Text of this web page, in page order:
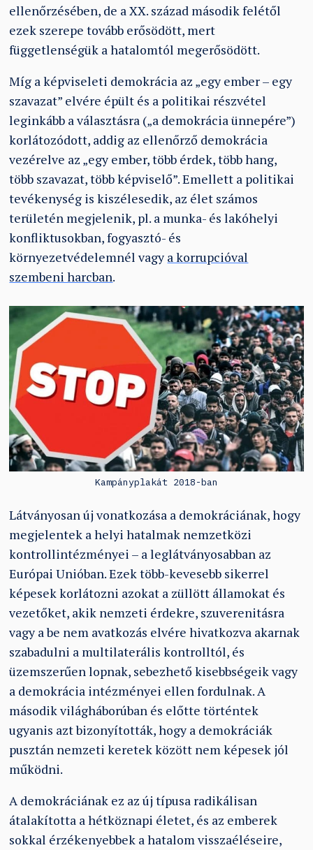
ellenőrzésében, de a XX. század második felétől
ezek szerepe tovább erősödött, mert
függetlenségük a hatalomtól megerősödött.
Míg a képviseleti demokrácia az „egy ember – egy
szavazat” elvére épült és a politikai részvétel
leginkább a választásra („a demokrácia ünnepére”)
korlátozódott, addig az ellenőrző demokrácia
vezérelve az „egy ember, több érdek, több hang,
több szavazat, több képviselő”. Emellett a politikai
tevékenység is kiszélesedik, az élet számos
területén megjelenik, pl. a munka- és lakóhelyi
konfliktusokban, fogyasztó- és
környezetvédelemnél vagy a korrupcióval
szembeni harcban.
Kampányplakát 2018-ban
Látványosan új vonatkozása a demokráciának, hogy
megjelentek a helyi hatalmak nemzetközi
kontrollintézményei – a leglátványosabban az
Európai Unióban. Ezek több-kevesebb sikerrel
képesek korlátozni azokat a züllött államokat és
vezetőket, akik nemzeti érdekre, szuverenitásra
vagy a be nem avatkozás elvére hivatkozva akarnak
szabadulni a multilaterális kontrolltól, és
üzemszerűen lopnak, sebezhető kisebbségeik vagy
a demokrácia intézményei ellen fordulnak. A
második világháborúban és előtte történtek
ugyanis azt bizonyították, hogy a demokráciák
pusztán nemzeti keretek között nem képesek jól
működni.
A demokráciának ez az új típusa radikálisan
átalakította a hétköznapi életet, és az emberek
sokkal érzékenyebbek a hatalom visszaéléseire,